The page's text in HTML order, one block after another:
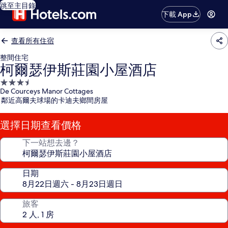
跳至主目錄
下載 App
查看所有住宿
整間住宅
柯爾瑟伊斯莊園小屋酒店
3.5
星
級
住
宿
De Courceys Manor Cottages
鄰近高爾夫球場的卡迪夫鄉間房屋
選擇日期查看價格
下一站想去邊？
日期
旅客